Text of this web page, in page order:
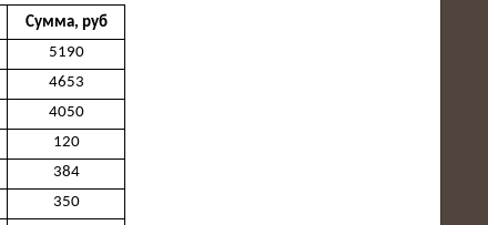
Сумма, руб
5190
4653
4050
120
384
350